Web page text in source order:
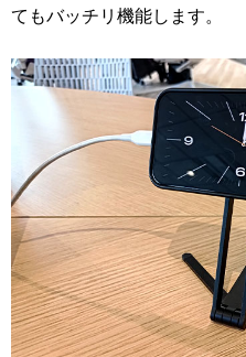
てもバッチリ機能します。